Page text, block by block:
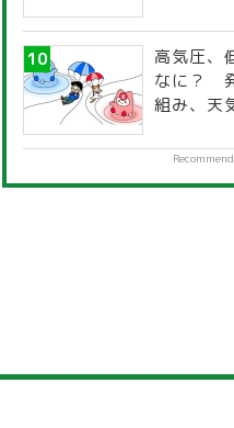
高気圧、
なに？
組み、天